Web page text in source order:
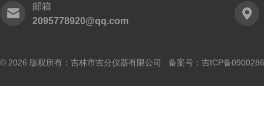
邮箱
2095778920@qq.com
© 2026 版权所有：吉林市吉分仪器有限公司 备案号： 吉ICP备